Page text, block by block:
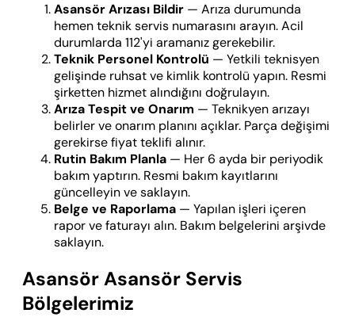
Asansör Arızası Bildir — Arıza durumunda
hemen teknik servis numarasını arayın. Acil
durumlarda 112'yi aramanız gerekebilir.
Teknik Personel Kontrolü — Yetkili teknisyen
gelişinde ruhsat ve kimlik kontrolü yapın. Resmi
şirketten hizmet alındığını doğrulayın.
Arıza Tespit ve Onarım — Teknikyen arızayı
belirler ve onarım planını açıklar. Parça değişimi
gerekirse fiyat teklifi alınır.
Rutin Bakım Planla — Her 6 ayda bir periyodik
bakım yaptırın. Resmi bakım kayıtlarını
güncelleyin ve saklayın.
Belge ve Raporlama — Yapılan işleri içeren
rapor ve faturayı alın. Bakım belgelerini arşivde
saklayın.
Asansör Asansör Servis
Bölgelerimiz